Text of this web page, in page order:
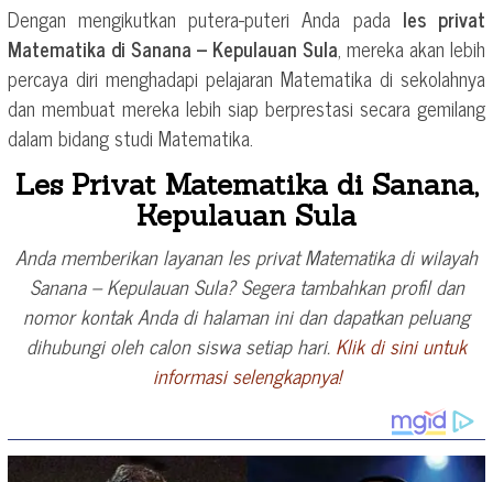
Dengan mengikutkan putera-puteri Anda pada les privat
Matematika di Sanana – Kepulauan Sula, mereka akan lebih
percaya diri menghadapi pelajaran Matematika di sekolahnya
dan membuat mereka lebih siap berprestasi secara gemilang
dalam bidang studi Matematika.
Les Privat Matematika di Sanana,
Kepulauan Sula
Anda memberikan layanan les privat Matematika di wilayah
Sanana – Kepulauan Sula? Segera tambahkan profil dan
nomor kontak Anda di halaman ini dan dapatkan peluang
dihubungi oleh calon siswa setiap hari. Klik di sini untuk
informasi selengkapnya!